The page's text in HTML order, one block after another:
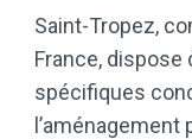
Saint-Tropez,
France,
spécifiques
l’aménagement